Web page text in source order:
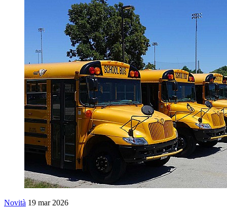
Novità 19 mar 2026